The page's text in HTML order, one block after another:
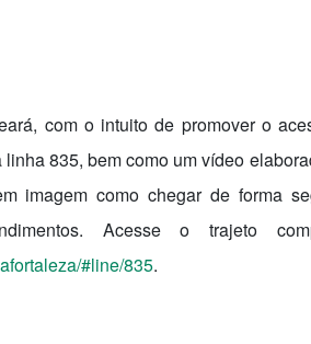
com o intuito de promover o
835, bem como um vídeo
imagem como chegar de forma
Acesse o trajeto
#line/835.